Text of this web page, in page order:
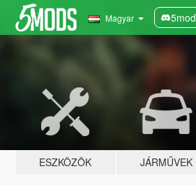
Magyar
ESZKÖZÖK JÁRMŰVEK